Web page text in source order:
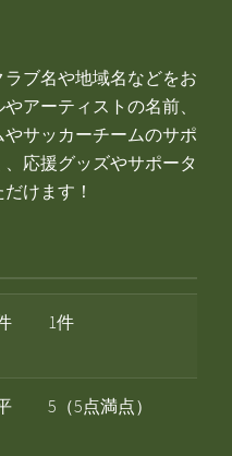
ブ名や地域名などをお
アーティストの名前、
サッカーチームのサポ
応援グッズやサポータ
けます！
1件
5（5点満点）